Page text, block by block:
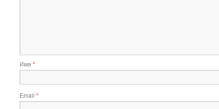
Имя *
Email *